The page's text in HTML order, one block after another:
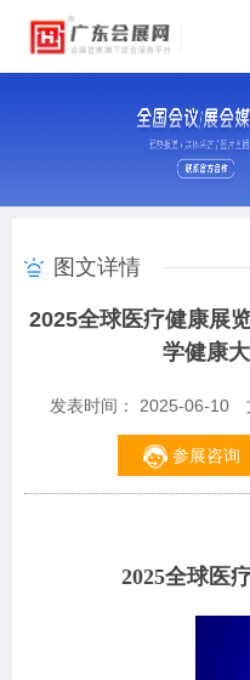
广东站 重
甘肃站
新疆站
四川站
图文详情
2025全球医疗健康展
学健康
发表时间： 2025-06-10
参展咨询
2025全球医